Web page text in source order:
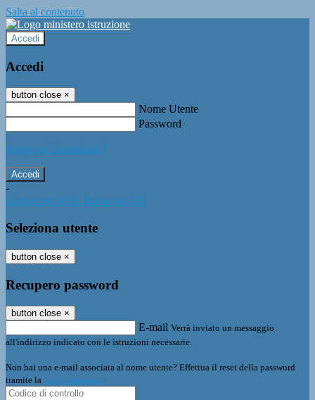
Salta al contenuto
Accedi
Accedi
button close ×
Nome Utente
Password
Password dimenticata?
-
Entra con SPID Entra con CIE
Seleziona utente
button close ×
Recupero password
button close ×
E-mail Verrà inviato un messaggio
all'indirizzo indicato con le istruzioni necessarie.
Non hai una e-mail associata al nome utente? Effettua il reset della password
tramite la Login Spaggiari